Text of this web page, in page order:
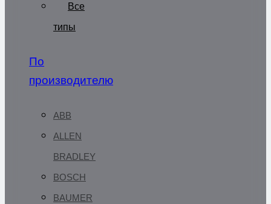
Все
типы
По
производителю
ABB
ALLEN
BRADLEY
BOSCH
BAUMER